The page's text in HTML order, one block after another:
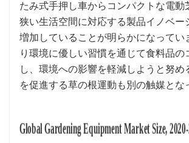
たみ式手押し車からコンパクトな電動
狭い生活空間に対応する製品イノベー
増加していることが明らかになってい
り環境に優しい習慣を通じて食料品の
し、環境への影響を軽減しようと努め
を促進する草の根運動も別の触媒とな